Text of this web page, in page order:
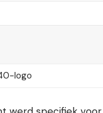
logo